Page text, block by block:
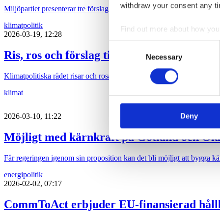
withdraw your consent any
Find out more about how
We use cookies to
information about your use
other information that
Selection
Necessary
Deny
Miljöpartiet presenterar tre förslag som ska göra Sverige oberoende
klimatpolitik
2026-03-19, 12:28
Ris, ros och förslag till regeringen från
Klimatpolitiska rådet risar och rosar i sju punkter regeringens politik
klimat
2026-03-10, 11:22
Möjligt med kärnkraft på Gotland och
Får regeringen igenom sin proposition kan det bli möjligt att bygga
energipolitik
2026-02-02, 07:17
CommToAct erbjuder EU-finansierad